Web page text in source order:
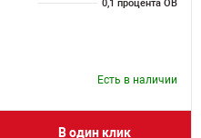
0,1 процента ОВ
Есть в наличии
В один клик